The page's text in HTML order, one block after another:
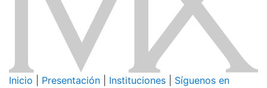
Inicio Presentación Instituciones
Síguenos en